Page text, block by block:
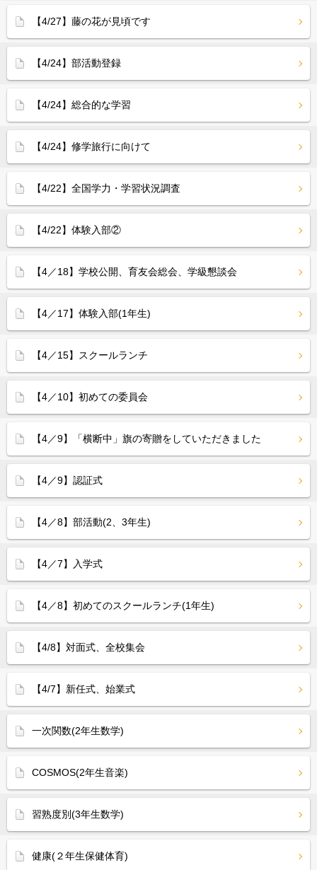
【4/27】藤の花が見頃です
【4/24】部活動登録
【4/24】総合的な学習
【4/24】修学旅行に向けて
【4/22】全国学力・学習状況調査
【4/22】体験入部②
【4／18】学校公開、育友会総会、学級懇談会
【4／17】体験入部(1年生)
【4／15】スクールランチ
【4／10】初めての委員会
【4／9】「横断中」旗の寄贈をしていただきました
【4／9】認証式
【4／8】部活動(2、3年生)
【4／7】入学式
【4／8】初めてのスクールランチ(1年生)
【4/8】対面式、全校集会
【4/7】新任式、始業式
一次関数(2年生数学)
COSMOS(2年生音楽)
習熟度別(3年生数学)
健康(２年生保健体育)